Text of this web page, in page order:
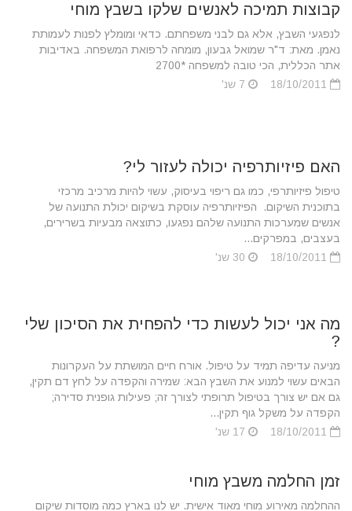
קבוצות תמיכה לאנשים שלקו בשבץ מוחי
לנפגעי השבץ, אלא גם לבני משפחתם. כדאי ומומלץ לפנות לעמותת
נאמן. מאת: ד"ר שמואל גבעון, מומחה לרפואת המשפחה. באדיבות
אתר הכללית, הכי טובה למשפחה *2700
האם פיזיותרפיה יכולה לעזור לי?
טיפול פיזיותרפי, כמו גם ריפוי בעיסוק, עשוי להיות מרכיב מרכזי
בתוכנית השיקום. הפיזיותרפיה עוסקת בשיקום יכולת התנועה של
אנשים שמערכות התנועה שלהם נפגעו, כתוצאה מבעיות בשרירים,
בעצבים, במפרקים...
מה אני יכול לעשות כדי להפחית את הסיכון שלי
?
מניעה עדיפה תמיד על טיפול. אורח חיים המושתת על העקרונות
הבאים עשוי למנוע את השבץ הבא: שמירה והקפדה על לחץ דם תקין,
גם אם יש צורך בטיפול תרופתי לצורך זה; פעילות גופנית סדירה;
הקפדה על משקל גוף תקין...
זמן החלמה משבץ מוחי
ההחלמה מאירוע מוחי מאוד אישית. יש לנו בארץ כמה מוסדות שיקום